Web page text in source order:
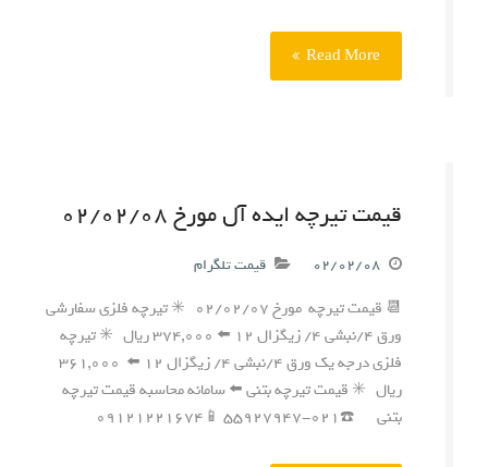
Read More
قیمت تیرچه ایده آل مورخ ۰۲/۰۲/۰۸
۰۲/۰۲/۰۸ قیمت تلگرام
📆 قیمت تیرچه مورخ ۰۲/۰۲/۰۷ ✳️ تیرچه فلزی سفارشی
ورق ۴/نبشی ۴/ زیگزال ۱۲ ⬅️ ۳۷۴,۰۰۰ ریال ✳️ تیرچه
فلزی درجه یک ورق ۴/نبشی ۴/ زیگزال ۱۲ ⬅️ ۳۶۱,۰۰۰
ریال ✳️ قیمت تیرچه بتنی ⬅️ سامانه محاسبه قیمت تیرچه
بتنی ☎️۰۲۱-۵۵۹۲۷۹۴۷ 📱۰۹۱۲۱۲۲۱۶۷۴